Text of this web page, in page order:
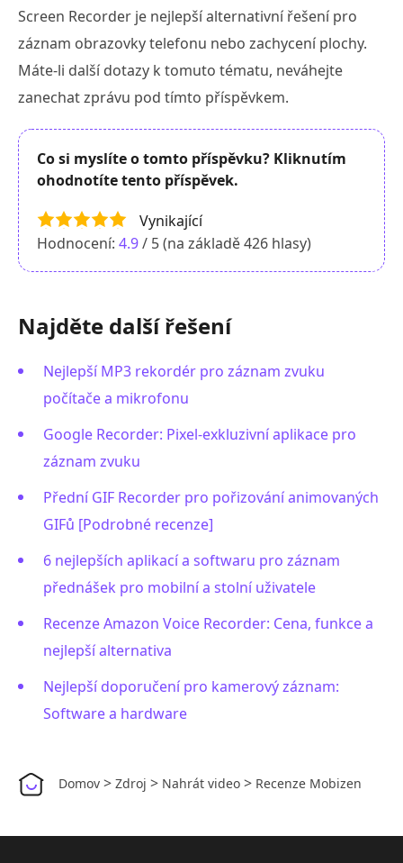
Screen Recorder je nejlepší alternativní řešení pro
záznam obrazovky telefonu nebo zachycení plochy.
Máte-li další dotazy k tomuto tématu, neváhejte
zanechat zprávu pod tímto příspěvkem.
Co si myslíte o tomto příspěvku? Kliknutím
ohodnotíte tento příspěvek.
Vynikající
Hodnocení: 4.9/ 5 (na základě426 hlasy)
Najděte další řešení
Nejlepší MP3 rekordér pro záznam zvuku
počítače a mikrofonu
Google Recorder: Pixel-exkluzivní aplikace pro
záznam zvuku
Přední GIF Recorder pro pořizování animovaných
GIFů [Podrobné recenze]
6 nejlepších aplikací a softwaru pro záznam
přednášek pro mobilní a stolní uživatele
Recenze Amazon Voice Recorder: Cena, funkce a
nejlepší alternativa
Nejlepší doporučení pro kamerový záznam:
Software a hardware
Domov > Zdroj > Nahrát video > Recenze Mobizen